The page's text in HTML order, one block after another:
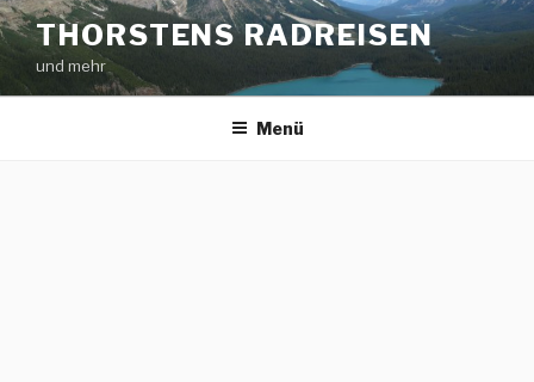
Zum
Inhalt
springen
THORSTENS RADREISEN
und mehr
Menü